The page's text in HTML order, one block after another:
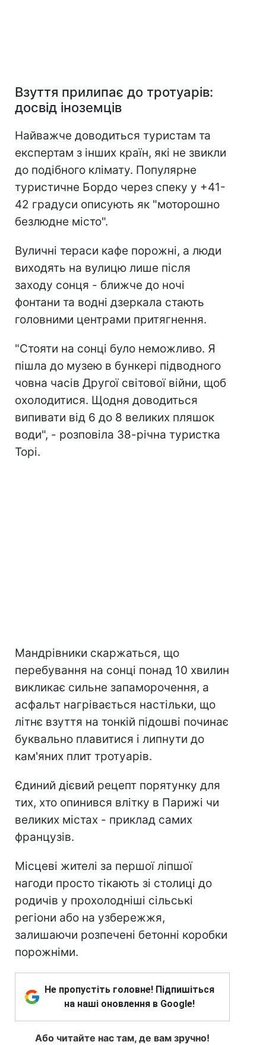
Взуття прилипає до тротуарів:
досвід іноземців
Найважче доводиться туристам та
експертам з інших країн, які не звикли
до подібного клімату. Популярне
туристичне Бордо через спеку у +41-
42 градуси описують як "моторошно
безлюдне місто".
Вуличні тераси кафе порожні, а люди
виходять на вулицю лише після
заходу сонця - ближче до ночі
фонтани та водні дзеркала стають
головними центрами притягнення.
"Стояти на сонці було неможливо. Я
пішла до музею в бункері підводного
човна часів Другої світової війни, щоб
охолодитися. Щодня доводиться
випивати від 6 до 8 великих пляшок
води", - розповіла 38-річна туристка
Торі.
Мандрівники скаржаться, що
перебування на сонці понад 10 хвилин
викликає сильне запаморочення, а
асфальт нагрівається настільки, що
літнє взуття на тонкій підошві починає
буквально плавитися і липнути до
кам'яних плит тротуарів.
Єдиний дієвий рецепт порятунку для
тих, хто опинився влітку в Парижі чи
великих містах - приклад самих
французів.
Місцеві жителі за першої ліпшої
нагоди просто тікають зі столиці до
родичів у прохолодніші сільські
регіони або на узбережжя,
залишаючи розпечені бетонні коробки
порожніми.
Не пропустіть головне! Підпишіться
на наші оновлення в Google!
Або читайте нас там, де вам зручно!